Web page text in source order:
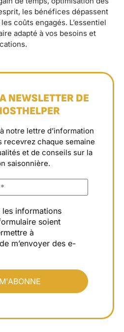
les bénéfices dépassent
coûts engagés. L’essentiel
adapté à vos besoins et
NEWSLETTER DE
notre lettre d’information
recevrez chaque semaine
et de conseils sur la
saisonnière.
les informations
soient
à
m’envoyer des e-